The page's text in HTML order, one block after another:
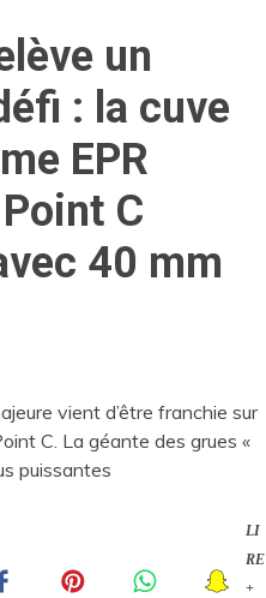
un
: la cuve
EPR
C
40 mm
vient d’être franchie sur
C. La géante des grues «
puissantes
LI
RE
+